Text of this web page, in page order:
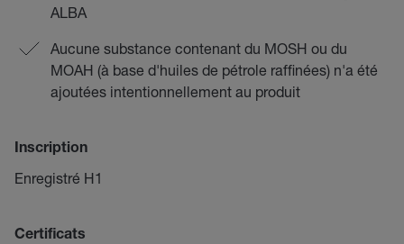
ALBA
Aucune substance contenant du MOSH ou du
MOAH (à base d'huiles de pétrole raffinées) n'a été
ajoutées intentionnellement au produit
Inscription
Enregistré H1
Certificats